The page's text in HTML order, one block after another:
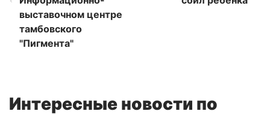
выставочном центре
тамбовского
"Пигмента"
Интересные новости по